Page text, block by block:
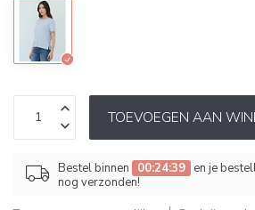
TOEVOEGEN AAN
Bestel binnen 00:24:39 en je
nog verzonden!